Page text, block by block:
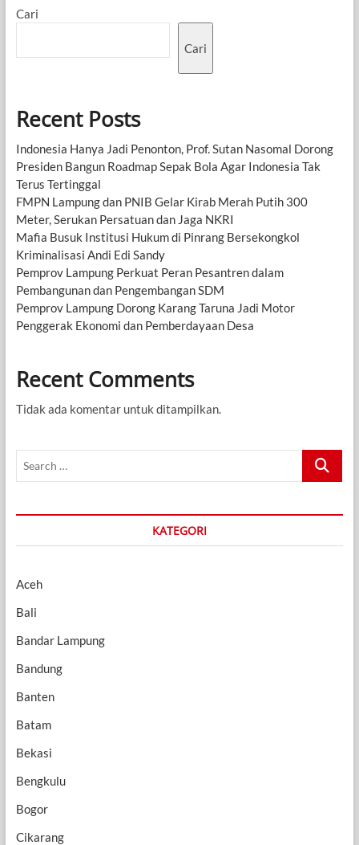
Cari
Cari
Recent Posts
Indonesia Hanya Jadi Penonton, Prof. Sutan Nasomal Dorong
Presiden Bangun Roadmap Sepak Bola Agar Indonesia Tak
Terus Tertinggal
FMPN Lampung dan PNIB Gelar Kirab Merah Putih 300
Meter, Serukan Persatuan dan Jaga NKRI
Mafia Busuk Institusi Hukum di Pinrang Bersekongkol
Kriminalisasi Andi Edi Sandy
Pemprov Lampung Perkuat Peran Pesantren dalam
Pembangunan dan Pengembangan SDM
Pemprov Lampung Dorong Karang Taruna Jadi Motor
Penggerak Ekonomi dan Pemberdayaan Desa
Recent Comments
Tidak ada komentar untuk ditampilkan.
Search
KATEGORI
Aceh
Bali
Bandar Lampung
Bandung
Banten
Batam
Bekasi
Bengkulu
Bogor
Cikarang